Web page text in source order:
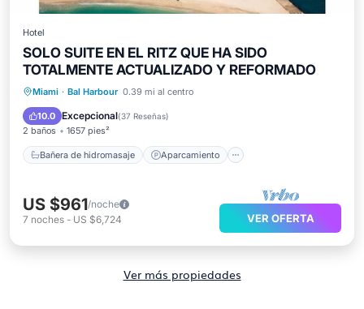
Hotel
SOLO SUITE EN EL RITZ QUE HA SIDO
TOTALMENTE ACTUALIZADO Y REFORMADO
Miami · Bal Harbour 0.39 mi al centro
10.0 Excepcional(37 Reseñas)
2 baños 1657 pies²
Bañera de hidromasaje Aparcamiento
Bañera de hidromasaje
Piscina
Spa
US $961/noche
7 noches - US $6,724 VER OFERTA
Ver más propiedades